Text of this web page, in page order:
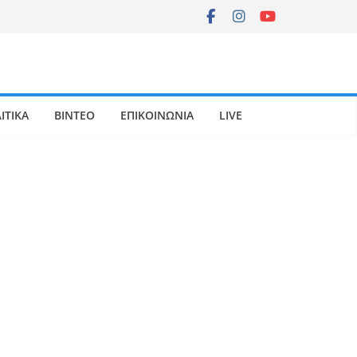
ΒΙΝΤΕΟ ΕΠΙΚΟΙΝΩΝΙΑ LIVE